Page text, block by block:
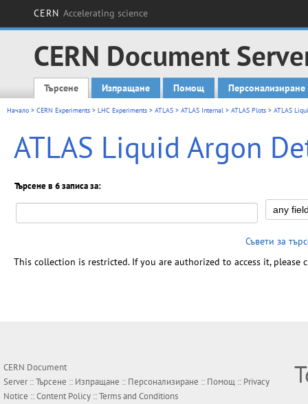
CERN Accelerating science
CERN Document
Main menu
Търсене Изпращане Помощ Персонализиране
Начало > CERN Experiments > LHC Experiments > ATLAS > ATLAS Internal > ATLAS Plots > ATLAS
ATLAS Liquid Argon
Търсене в 6 записа за:
Съвети за
This collection is restricted. If you are authorized to access it, please
CERN Document
Server ::Търсене :: Изпращане :: Персонализиране :: Помощ :: Privacy
Notice ::Content Policy ::Terms and Conditions